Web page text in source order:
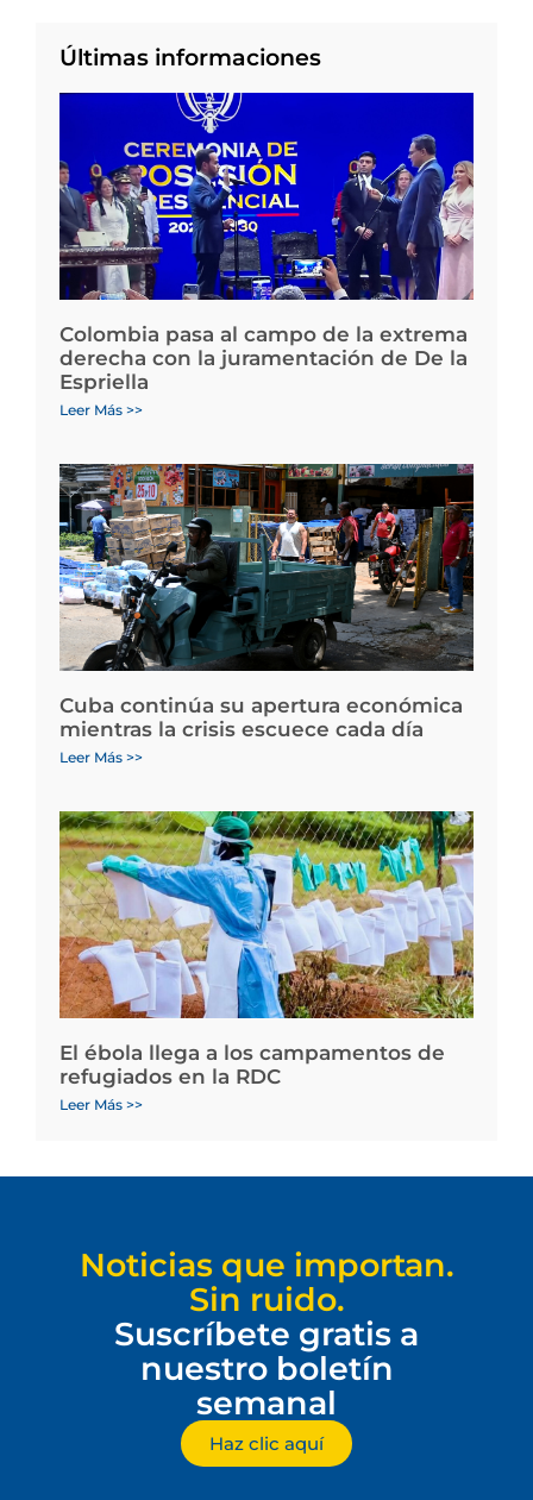
Últimas informaciones
Colombia pasa al campo de la extrema
derecha con la juramentación de De la
Espriella
Leer Más >>
Cuba continúa su apertura económica
mientras la crisis escuece cada día
Leer Más >>
El ébola llega a los campamentos de
refugiados en la RDC
Leer Más >>
Noticias que importan.
Sin ruido.
Suscríbete gratis a
nuestro boletín
semanal
Haz clic aquí